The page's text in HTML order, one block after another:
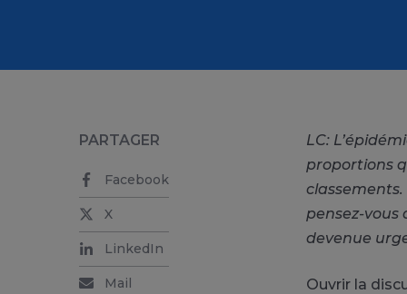
LC:
proportions
classements.
pensez-vous
devenue
Ouvrir la
PARTAGER
Facebook
X
LinkedIn
Mail